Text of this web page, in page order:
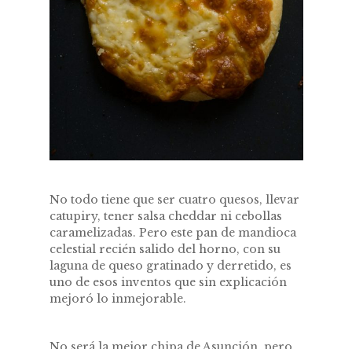
No todo tiene que ser cuatro quesos, llevar
catupiry, tener salsa cheddar ni cebollas
caramelizadas. Pero este pan de mandioca
celestial recién salido del horno, con su
laguna de queso gratinado y derretido, es
uno de esos inventos que sin explicación
mejoró lo inmejorable.